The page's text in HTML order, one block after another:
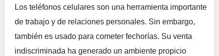
Los teléfonos celulares son una herramienta importante
de trabajo y de relaciones personales. Sin embargo,
también es usado para cometer fechorías. Su venta
indiscriminada ha generado un ambiente propicio